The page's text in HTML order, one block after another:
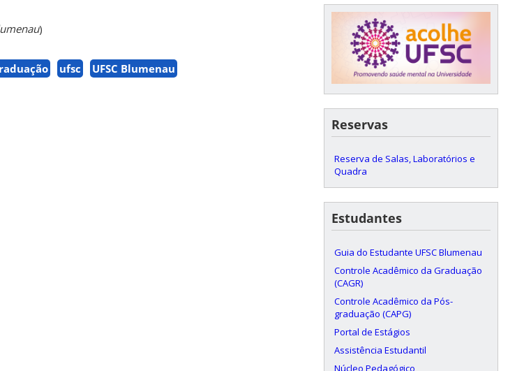
)
ufsc UFSC Blumenau
Reservas
Reserva de Salas, Laboratórios e
Quadra
Estudantes
Guia do Estudante UFSC Blumenau
Controle Acadêmico da Graduação
(CAGR)
Controle Acadêmico da Pós-
graduação (CAPG)
Portal de Estágios
Assistência Estudantil
Núcleo Pedagógico